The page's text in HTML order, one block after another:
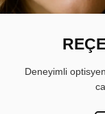
Deneyimli